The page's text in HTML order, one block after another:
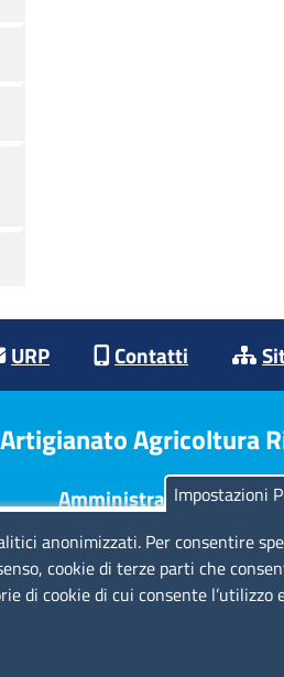
URP Contatti
Agricoltura
Amministrazione
Consulta tutte le sezioni
Bilanci
Bandi di concorso
Impostazioni
anonimizzati. Per consentire
cookie di terze parti che
di cookie di cui consente